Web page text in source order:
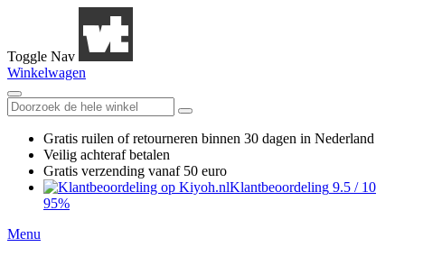
Toggle Nav
Winkelwagen
Gratis ruilen of retourneren binnen 30 dagen in Nederland
Veilig achteraf betalen
Gratis verzending vanaf 50 euro
Klantbeoordeling 9.5 / 10
95%
Menu